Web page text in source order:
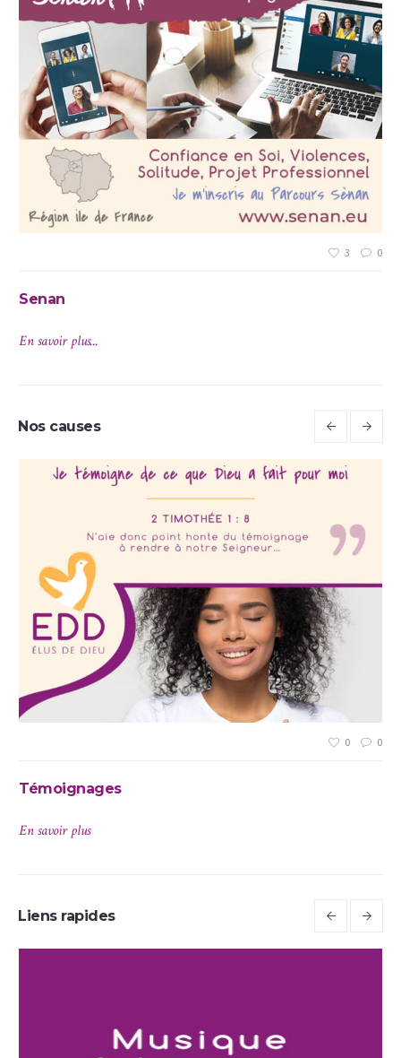
3 0
Senan
En savoir plus...
Nos causes
0 0
Témoignages
En savoir plus
Liens rapides